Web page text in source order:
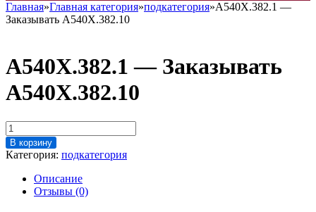
Главная»Главная категория»подкатегория»A540X.382.1 —
Заказывать A540X.382.10
A540X.382.1 — Заказывать
A540X.382.10
Количество
товара
A540X.382.1
Заказывать
A540X.382.10
В корзину
Категория: подкатегория
Описание
Отзывы (0)